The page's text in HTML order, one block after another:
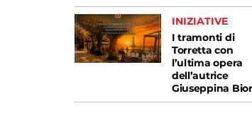
INIZIATIVE
I tramonti di
Torretta con
l’ultima opera
dell’autrice
Giuseppina